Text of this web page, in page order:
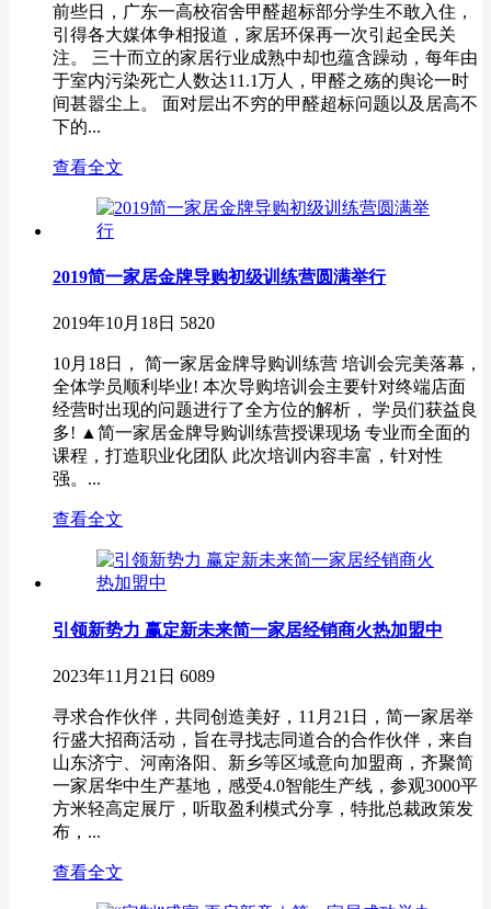
前些日，广东一高校宿舍甲醛超标部分学生不敢入住，
引得各大媒体争相报道，家居环保再一次引起全民关
注。 三十而立的家居行业成熟中却也蕴含躁动，每年由
于室内污染死亡人数达11.1万人，甲醛之殇的舆论一时
间甚嚣尘上。 面对层出不穷的甲醛超标问题以及居高不
下的...
查看全文
2019简一家居金牌导购初级训练营圆满举行
2019年10月18日 5820
10月18日， 简一家居金牌导购训练营 培训会完美落幕，
全体学员顺利毕业! 本次导购培训会主要针对终端店面
经营时出现的问题进行了全方位的解析， 学员们获益良
多! ▲简一家居金牌导购训练营授课现场 专业而全面的
课程，打造职业化团队 此次培训内容丰富，针对性
强。...
查看全文
引领新势力 赢定新未来简一家居经销商火热加盟中
2023年11月21日 6089
寻求合作伙伴，共同创造美好，11月21日，简一家居举
行盛大招商活动，旨在寻找志同道合的合作伙伴，来自
山东济宁、河南洛阳、新乡等区域意向加盟商，齐聚简
一家居华中生产基地，感受4.0智能生产线，参观3000平
方米轻高定展厅，听取盈利模式分享，特批总裁政策发
布，...
查看全文